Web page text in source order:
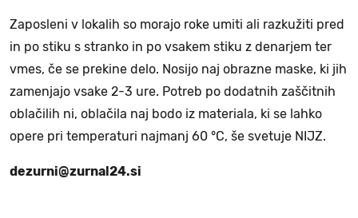
Zaposleni v lokalih so morajo roke umiti ali razkužiti pred
in po stiku s stranko in po vsakem stiku z denarjem ter
vmes, če se prekine delo. Nosijo naj obrazne maske, ki jih
zamenjajo vsake 2-3 ure. Potreb po dodatnih zaščitnih
oblačilih ni, oblačila naj bodo iz materiala, ki se lahko
opere pri temperaturi najmanj 60 °C, še svetuje NIJZ.
dezurni@zurnal24.si